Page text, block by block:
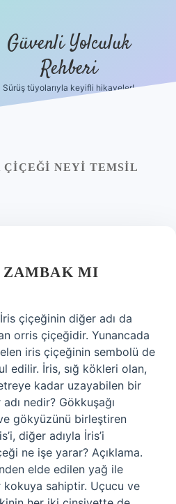
Güvenli Yolculuk
Rehberi
Sürüş tüyolarıyla keyifli hikayeler!
ÇIÇEĞI NEYI TEMSIL
ZAMBAK MI
çiçeğinin diğer adı da
orris çiçeğidir. Yunancada
iris çiçeğinin sembolü de
edilir. İris, sığ kökleri olan,
kadar uzayabilen bir
nedir? Gökkuşağı
gökyüzünü birleştiren
diğer adıyla İris’i
ne işe yarar? Açıklama.
elde edilen yağ ile
kokuya sahiptir. Uçucu ve